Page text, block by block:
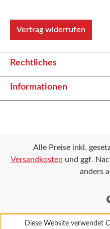
Vertrag widerrufen
Rechtliches
Informationen
Alle Preise inkl.
Versandkosten und ggf.
anders
Diese Website verwendet